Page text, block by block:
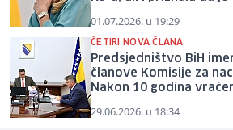
01.07.2026. u 19:29
ČETIRI NOVA ČLANA
Predsjedništvo BiH
članove Komisije za
Nakon 10 godina
29.06.2026. u 18:34